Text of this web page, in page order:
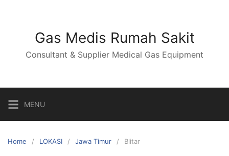
Gas Medis Rumah Sakit
Consultant & Supplier Medical Gas Equipment
MENU
Home LOKASI Jawa Timur Blitar